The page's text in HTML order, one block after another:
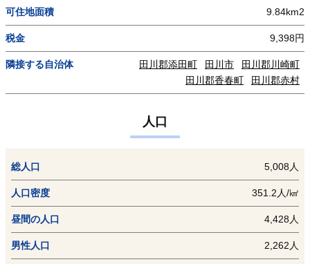
可住地面積 9.84km2
税金 9,398円
隣接する自治体 田川郡添田町 田川市
田川郡川崎町
田川郡香春町
田川郡赤村
人口
総人口 5,008人
人口密度 351.2人/㎢
昼間の人口 4,428人
男性人口 2,262人